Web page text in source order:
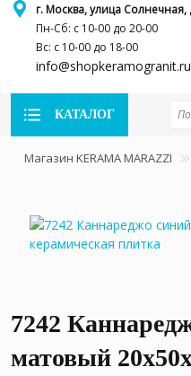
г. Москва, улица Солнечная,
Пн-Сб: с 10-00 до 20-00
Вс: с 10-00 до 18-00
info@shopkeramogranit.ru
КАТАЛОГ
Магазин KERAMA MARAZZI
7242
матовый